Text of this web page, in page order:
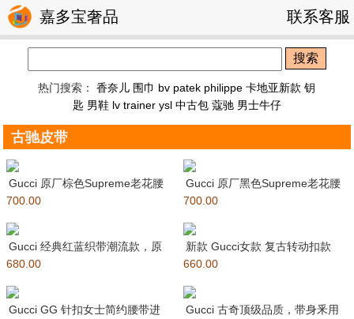
嘉多宝奢品 联系客服
搜索
热门搜索：香奈儿 围巾 bv patek philippe 卡地亚新款 钥
匙 男鞋 lv trainer ysl 中古包 蔻驰 男士牛仔
古驰皮带
Gucci 原厂棕色Supreme老花腰
带，方形镂空版扣，别
700.00
Gucci 原厂黑色Supreme老花腰
带，方形镂空版扣，
700.00
Gucci 经典红蓝织带潮流款，原
版加厚纯棉织带拼接小牛皮
680.00
新款 Gucci女款 复古转动扣款
Jackie系列窄版G
660.00
Gucci GG 针扣女士简约腰带进
Gucci 古奇顶级品质，带身釆用